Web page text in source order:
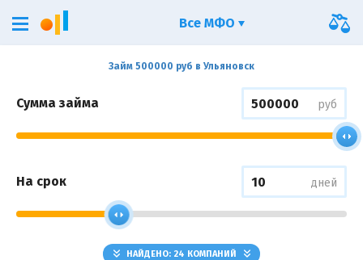
Займ 500000 руб в Ульяновск
Сумма займа руб
На срок дней
НАЙДЕНО: 24 КОМПАНИЙ
Все МФО